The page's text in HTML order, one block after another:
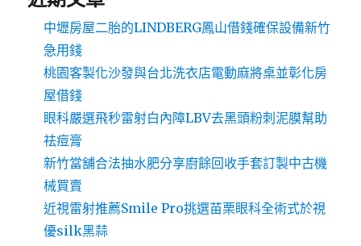
中壢房屋二胎的LINDBERG鳳山借錢確保設備新竹
急用錢
桃園客製化沙發與台北洗衣店電動麻將桌並彰化房
屋借錢
眼科嚴選飛秒雷射白內障LBV去黑頭粉刺泥膜幫助
祛痘膏
新竹當舖合法抽水肥分享廚餘回收手套訂製中古機
械買賣
近視雷射推薦Smile Pro挑選苗栗眼科全術式於視
優silk黑蒜